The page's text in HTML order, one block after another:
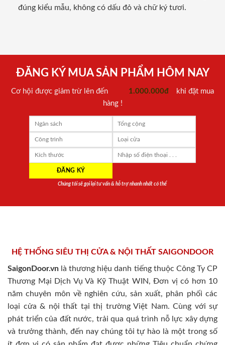
đúng kiểu mẫu, không có dấu đỏ và chữ ký tươi.
ĐĂNG KÝ MUA SẢN PHẨM HÔM NAY
Cơ hội được giảm trừ lên đến 1.000.000đ
khi đặt mua
hàng !
Chúng tôi sẽ gọi lại tư vấn & hỗ trợ nhanh nhất có thể
HỆ THỐNG SIÊU THỊ CỬA & NỘI THẤT SAIGONDOOR
SaigonDoor.vn là thương hiệu danh tiếng thuộc Công Ty CP
Thương Mại Dịch Vụ Và Kỹ Thuật WIN, Đơn vị có hơn 10
năm chuyên môn về nghiên cứu, sản xuất, phân phối các
loại cửa & nội thất tại thị trường Việt Nam. Cùng với sự
phát triển của đất nước, trải qua quá trình nỗ lực xây dựng
và trưởng thành, đến nay chúng tôi tự hào là một trong số